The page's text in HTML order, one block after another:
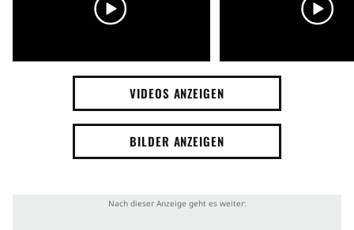
VIDEOS ANZEIGEN
BILDER ANZEIGEN